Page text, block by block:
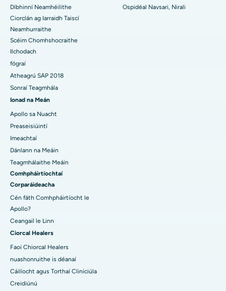
Díbhinní Neamhéilithe
Ciorclán ag Iarraidh Taiscí
Neamhurraithe
Scéim Chomhshocraithe
Ilchodach
fógraí
Atheagrú SAP 2018
Sonraí Teagmhála
Ionad na Meán
Apollo sa Nuacht
Preaseisiúintí
Imeachtaí
Dánlann na Meáin
Teagmhálaithe Meáin
Comhpháirtíochtaí
Corparáideacha
Cén fáth Comhpháirtíocht le
Apollo?
Ceangail le Linn
Ciorcal Healers
Faoi Chiorcal Healers
nuashonruithe is déanaí
Cáilíocht agus Torthaí Cliniciúla
Creidiúnú
Ospidéal Navsari, Nirali